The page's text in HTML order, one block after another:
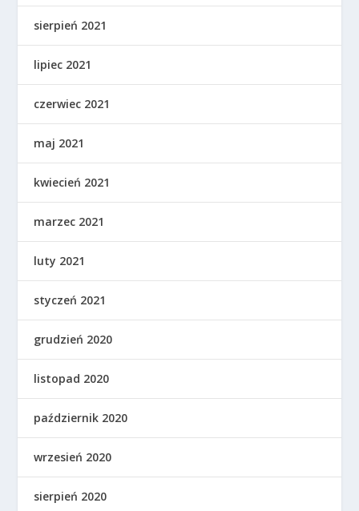
sierpień 2021
lipiec 2021
czerwiec 2021
maj 2021
kwiecień 2021
marzec 2021
luty 2021
styczeń 2021
grudzień 2020
listopad 2020
październik 2020
wrzesień 2020
sierpień 2020